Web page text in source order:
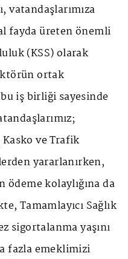
vatandaşlarımıza
fayda üreten önemli
(KSS) olarak
ortak
iş birliği sayesinde
Kasko ve Trafik
yararlanırken,
ödeme kolaylığına da
Tamamlayıcı Sağlık
sigortalanma yaşını
fazla emeklimizi